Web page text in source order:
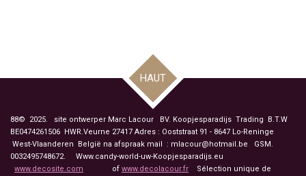
HAUT
88© 2025. site ontwerper Marc Lacour BV. Koopjesparadijs Trading B.T.W
BE0474261506 HWR.Veurne 27417 Adres : Ooststraat 91 - 8647 Lo-Reninge
West-Vlaanderen België na afspraak mail : mlacour@hotmail.be GSM.
0032495748672. Www.candy-world-uw-Koopjesparadijs.eu
www.decosite.com of www.decolacour.fr Sélection unique de